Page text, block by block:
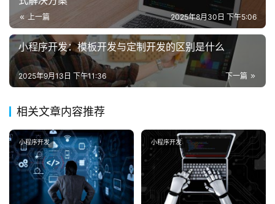
上一篇 2025年8月30日 下午5:06
小程序开发​​：模板开发与定制开发的区别是什么
下一篇
2025年9月13日 下午11:36
相关文章内容推荐
小程序开发 小程序开发